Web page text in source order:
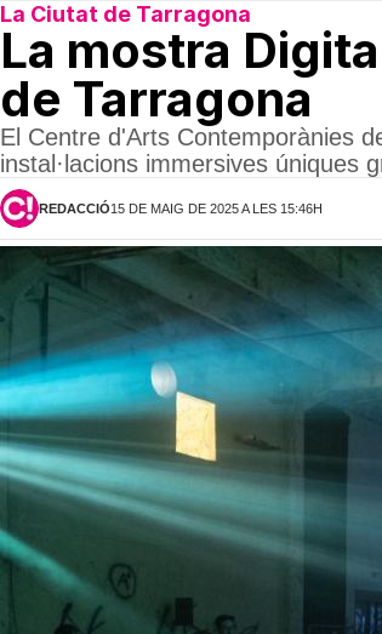
La Ciutat de Tarragona
La mostra
de Tarragona
El Centre d'Arts Contemporànies
instal·lacions immersives úniques
REDACCIÓ15 DE MAIG DE 2025 A LES 15:46H